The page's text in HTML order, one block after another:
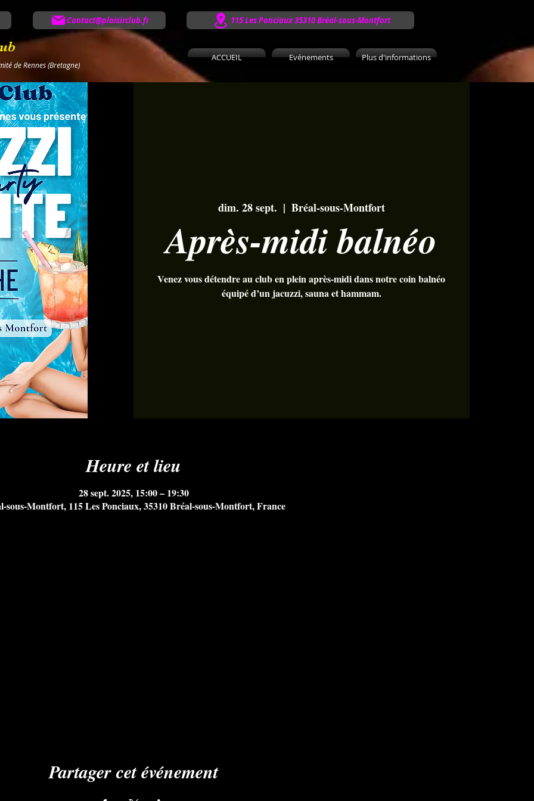
de Rennes (Bretagne)
ACCUEIL Evénements Plus d'informations
Contact@plaisirclub.fr 115 Les Ponciaux 35310 Bréal-sous-Montfort
dim. 28 sept.
  |
Bréal-sous-Montfort
Après-midi balnéo
Venez vous détendre au club en plein après-midi dans notre coin balnéo
équipé d’un jacuzzi, sauna et hammam.
Heure et lieu
28 sept. 2025, 15:00 – 19:30
sous-Montfort, 115 Les Ponciaux, 35310 Bréal-sous-Montfort, France
Partager cet événement